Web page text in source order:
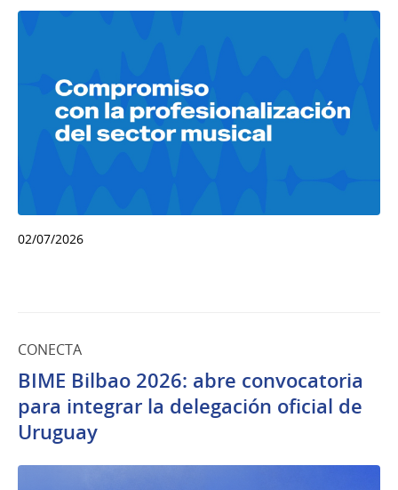
02/07/2026
CONECTA
BIME Bilbao 2026: abre convocatoria
para integrar la delegación oficial de
Uruguay